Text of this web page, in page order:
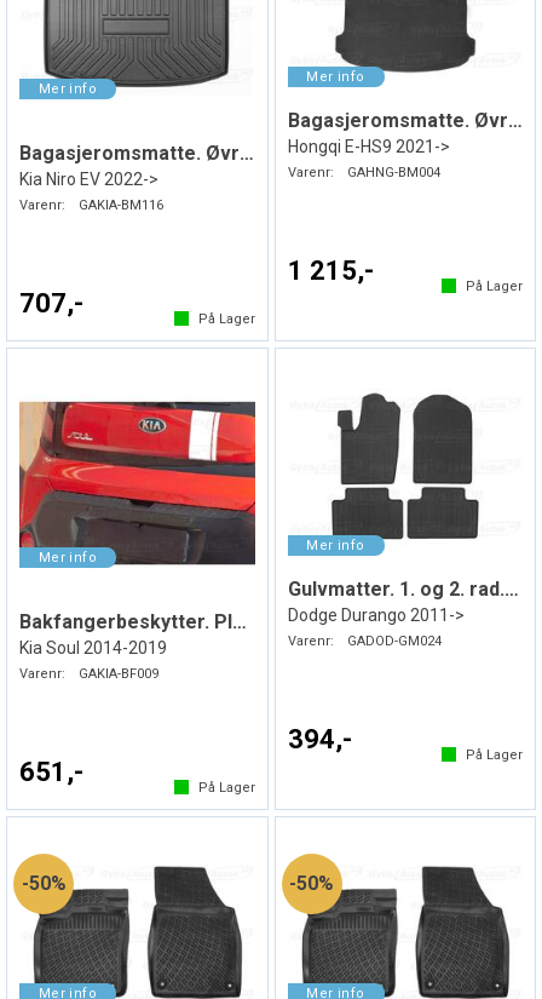
Bagasjeromsmatte. Øvre. Gummi
Kia Niro EV 2022->
Varenr: GAKIA-BM116
707,-
På Lager
Bagasjeromsmatte. Øvre. Stoff
Hongqi E-HS9 2021->
Varenr: GAHNG-BM004
1 215,-
På Lager
Bakfangerbeskytter. Plast
Kia Soul 2014-2019
Varenr: GAKIA-BF009
651,-
På Lager
Gulvmatter. 1. og 2. rad. Gummi
Dodge Durango 2011->
Varenr: GADOD-GM024
394,-
På Lager
50% 50%